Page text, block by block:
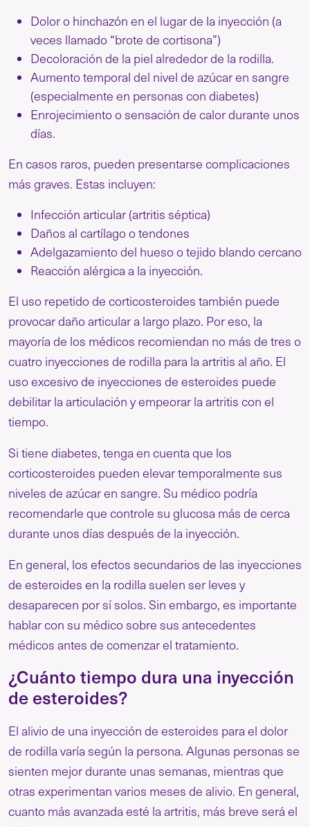
Dolor o hinchazón en el lugar de la inyección (a
veces llamado “brote de cortisona”)
Decoloración de la piel alrededor de la rodilla.
Aumento temporal del nivel de azúcar en sangre
(especialmente en personas con diabetes)
Enrojecimiento o sensación de calor durante unos
días.
En casos raros, pueden presentarse complicaciones
más graves. Estas incluyen:
Infección articular (artritis séptica)
Daños al cartílago o tendones
Adelgazamiento del hueso o tejido blando cercano
Reacción alérgica a la inyección.
El uso repetido de corticosteroides también puede
provocar daño articular a largo plazo. Por eso, la
mayoría de los médicos recomiendan no más de tres o
cuatro inyecciones de rodilla para la artritis al año. El
uso excesivo de inyecciones de esteroides puede
debilitar la articulación y empeorar la artritis con el
tiempo.
Si tiene diabetes, tenga en cuenta que los
corticosteroides pueden elevar temporalmente sus
niveles de azúcar en sangre. Su médico podría
recomendarle que controle su glucosa más de cerca
durante unos días después de la inyección.
En general, los efectos secundarios de las inyecciones
de esteroides en la rodilla suelen ser leves y
desaparecen por sí solos. Sin embargo, es importante
hablar con su médico sobre sus antecedentes
médicos antes de comenzar el tratamiento.
¿Cuánto tiempo dura una inyección
de esteroides?
El alivio de una inyección de esteroides para el dolor
de rodilla varía según la persona. Algunas personas se
sienten mejor durante unas semanas, mientras que
otras experimentan varios meses de alivio. En general,
cuanto más avanzada esté la artritis, más breve será el